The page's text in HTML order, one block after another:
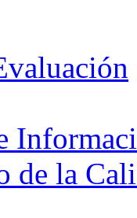
de la